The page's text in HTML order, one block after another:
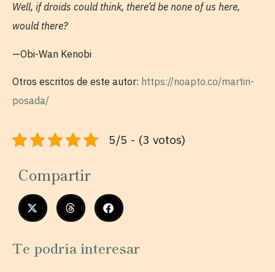
Well, if droids could think, there’d be none of us here,
would there?
—Obi-Wan Kenobi
Otros escritos de este autor: https://noapto.co/martin-
posada/
5/5 - (3 votos)
Compartir
Te podría interesar